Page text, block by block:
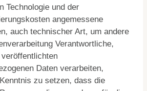
Technologie und der
angemessene
auch technischer Art, um andere
Verantwortliche,
Daten verarbeiten,
zu setzen, dass die